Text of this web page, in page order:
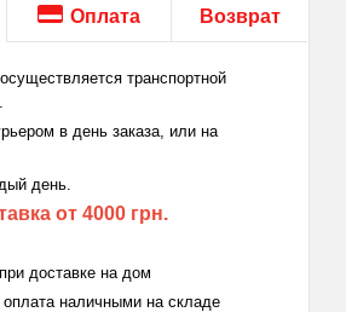
Оплата Возврат
транспортной
в день заказа, или на
день.
от 4000 грн.
доставке на дом
наличными на складе